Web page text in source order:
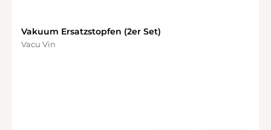
Vakuum Ersatzstopfen (2er Set)
Vacu Vin